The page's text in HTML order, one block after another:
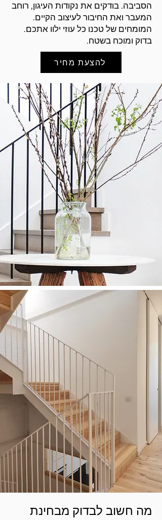
הסביבה. בודקים את נקודות העיגון, רוחב
המעבר ואת החיבור לעיצוב הקיים.
המומחים של טכנו כל עוזי ילוו אתכם.
בדוק ומוכח בשטח.
להצעת מחיר
מה חשוב לבדוק מבחינת